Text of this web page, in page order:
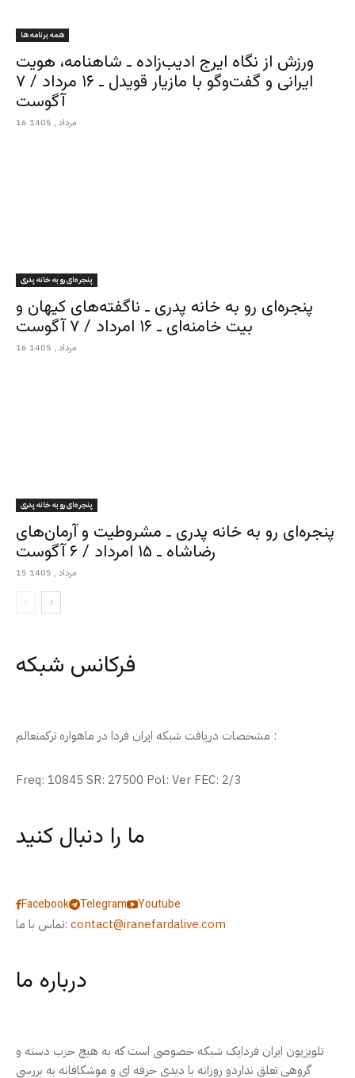
همه برنامه ها
ورزش از نگاه ایرج ادیب‌زاده ـ شاهنامه، هویت
ایرانی و گفت‌وگو با مازیار قویدل ـ ۱۶ مرداد / ۷
آگوست
16 مرداد , 1405
پنجره‌ای رو به خانه پدری
پنجره‌ای رو به خانه پدری ـ ناگفته‌های کیهان و
بیت خامنه‌ای ـ ۱۶ امرداد / ۷ آگوست
16 مرداد , 1405
پنجره‌ای رو به خانه پدری
پنجره‌ای رو به خانه پدری ـ مشروطیت و آرمان‌های
رضاشاه ـ ۱۵ امرداد / ۶ آگوست
15 مرداد , 1405
فرکانس شبکه
مشخصات دریافت شبکه ایران فردا در ماهواره ترکمنعالم :
Freq: 10845 SR: 27500 Pol: Ver FEC: 2/3
ما را دنبال کنید
Facebook Telegram
Youtube
تماس با ما: contact@iranefardalive.com
درباره ما
تلویزیون ایران فردایک شبکه خصوصی است که به هیچ حزب دسته و
گروهی تعلق نداردو روزانه با دیدی حرفه ای و موشکافانه به بررسی